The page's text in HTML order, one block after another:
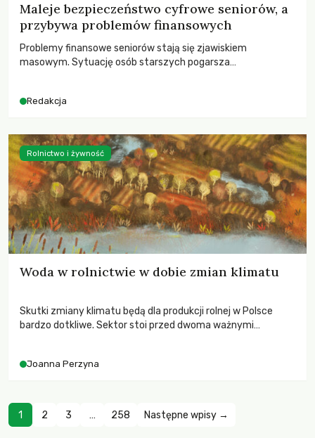
Maleje bezpieczeństwo cyfrowe seniorów, a
przybywa problemów finansowych
Problemy finansowe seniorów stają się zjawiskiem
masowym. Sytuację osób starszych pogarsza
Redakcja
Woda w rolnictwie w dobie zmian klimatu
Skutki zmiany klimatu będą dla produkcji rolnej w Polsce
bardzo dotkliwe. Sektor stoi przed dwoma ważnymi
zachodzących zmian klimatycznych. Wymagać to będzie
Joanna Perzyna
Rolnictwo i żywność
1 2 3 … 258 Następne wpisy →